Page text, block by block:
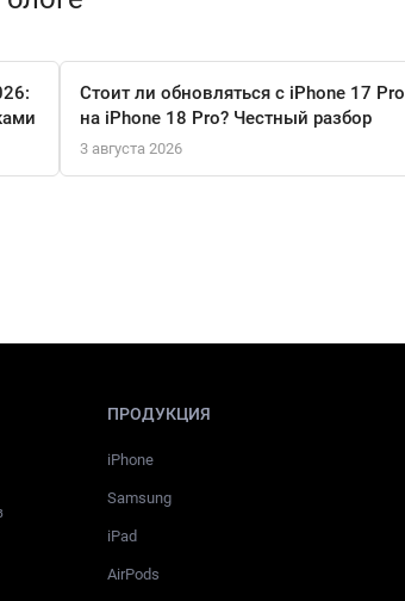
Стоит ли обновляться с iPhone 17 Pro
на iPhone 18 Pro? Честный разбор
3 августа 2026
ПРОДУКЦИЯ
iPhone
Samsung
iPad
AirPods